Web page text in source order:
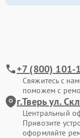
+7 (800) 101-
Свяжитесь с
поможем с
г.Тверь ул.
Центральный
Привозите
оформляйте